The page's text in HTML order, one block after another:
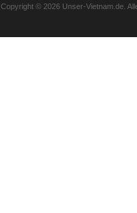
Copyright © 2026 Unser-Vietnam.de.